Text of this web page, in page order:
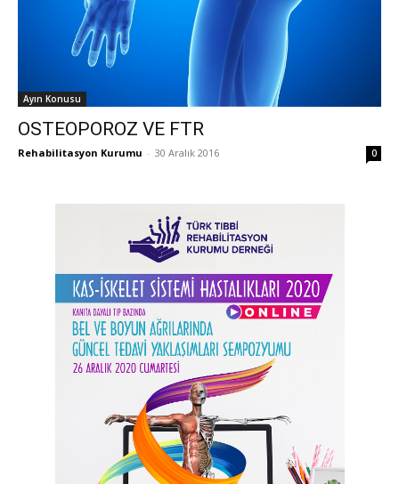
Ayın Konusu
OSTEOPOROZ VE FTR
Rehabilitasyon Kurumu - 30 Aralık 2016 0